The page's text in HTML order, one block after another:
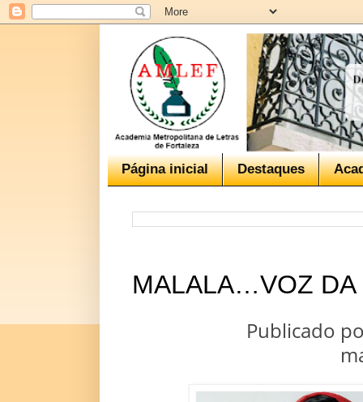
Página inicial Destaques
MALALA…VOZ DA
Publicado